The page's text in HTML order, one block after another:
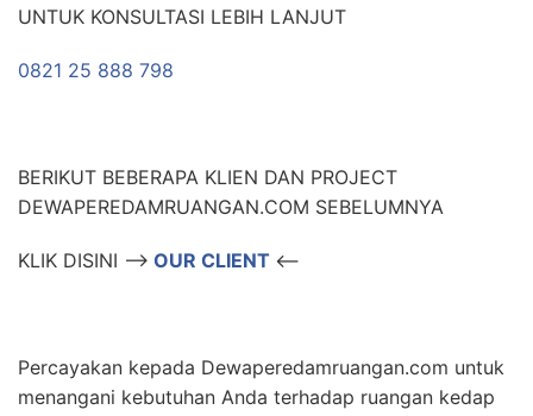
UNTUK KONSULTASI LEBIH LANJUT
0821 25 888 798
BERIKUT BEBERAPA KLIEN DAN PROJECT
DEWAPEREDAMRUANGAN.COM SEBELUMNYA
KLIK DISINI –> OUR CLIENT <–
Percayakan kepada Dewaperedamruangan.com untuk
menangani kebutuhan Anda terhadap ruangan kedap